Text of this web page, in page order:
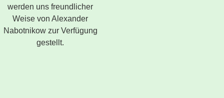
werden uns freundlicher
Weise von Alexander
Nabotnikow zur Verfügung
gestellt.